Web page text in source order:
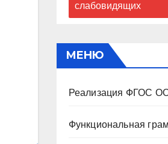
слабовидящих
МЕНЮ
Реализация ФГОС
Функциональная